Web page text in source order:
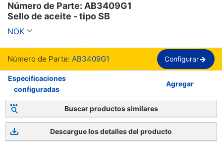
Número de Parte: AB3409G1
Sello de aceite - tipo SB
NOK
Número de Parte: AB3409G1 Configurar
Especificaciones
configuradas
Agregar
Buscar productos similares
Descargue los detalles del producto